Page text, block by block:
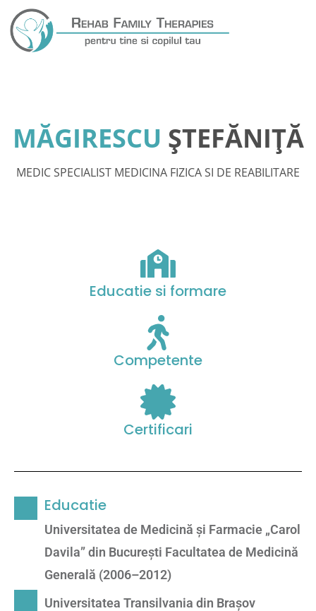
MĂGIRESCU ȘTEFĂNIȚĂ
MEDIC SPECIALIST MEDICINA FIZICA SI DE REABILITARE
Educatie si formare
Competente
Certificari
Educatie
Universitatea de Medicină și Farmacie „Carol
Davila” din București Facultatea de Medicină
Generală (2006–2012)
Universitatea Transilvania din Brașov